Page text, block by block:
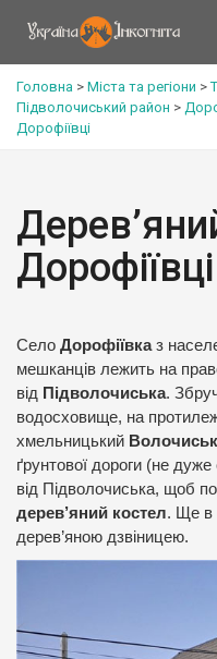
Головна > Міста та регіони >
Підволочиський район >
Дорофіївці
Дорофіївці
Село Дорофіївказ
мешканців лежить на
від Підволочиська.
водосховище, на
хмельницький Волочиськ
ґрунтової дороги (не
від Підволочиська, щоб
дерев’яний костел. Ще в
дерев’яною дзвіницею.